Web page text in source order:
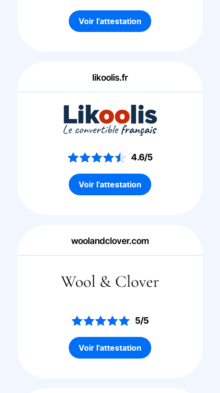
Voir l'attestation
likoolis.fr
4.6/5
Voir l'attestation
woolandclover.com
5/5
Voir l'attestation